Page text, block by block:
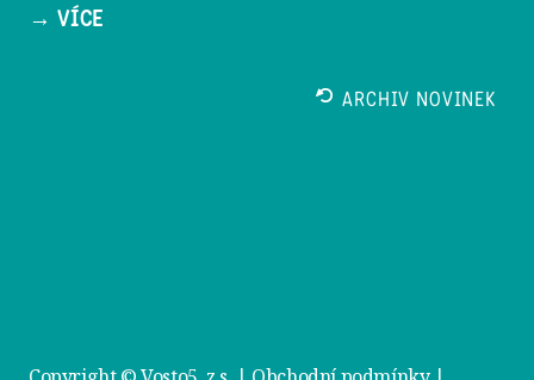
→ VÍCE
ARCHIV NOVINEK